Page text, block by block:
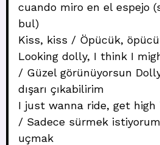
cuando miro en el espejo
bul)
Kiss, kiss / Öpücük,
Looking dolly, I think I
/ Güzel görünüyorsun
dışarı çıkabilirim
I just wanna ride, get
/ Sadece sürmek istiyorum,
uçmak